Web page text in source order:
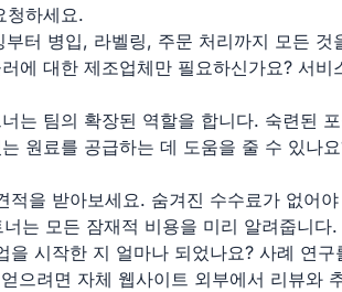
청하세요.
부터 병입, 라벨링, 주문 처리까지 모든
에 대한 제조업체만 필요하신가요? 서비
는 팀의 확장된 역할을 합니다. 숙련된
원료를 공급하는 데 도움을 줄 수 있나
적을 받아보세요. 숨겨진 수수료가 없어
는 모든 잠재적 비용을 미리 알려줍니다.
을 시작한 지 얼마나 되었나요? 사례 연구
으려면 자체 웹사이트 외부에서 리뷰와